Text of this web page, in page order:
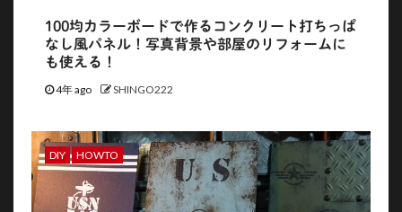
100均カラーボードで作るコンクリート打ちっぱ
なし風パネル！写真背景や部屋のリフォームに
も使える！
4年 ago SHINGO222
DIY HOWTO